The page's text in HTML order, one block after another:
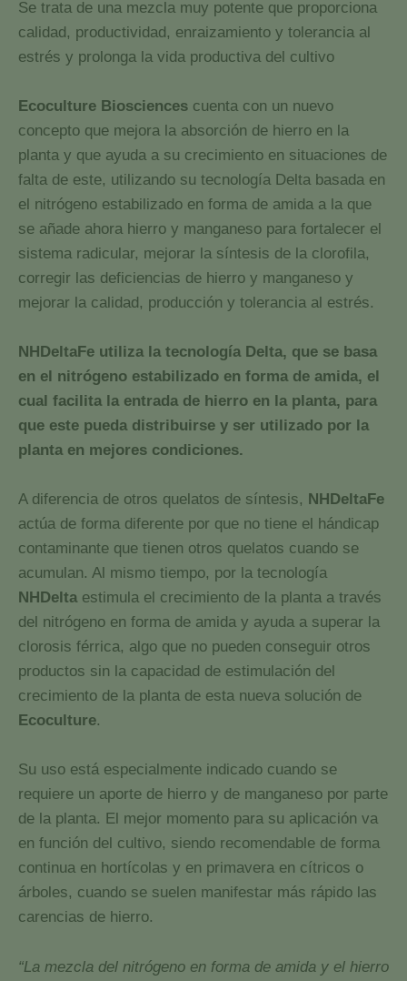
Se trata de una mezcla muy potente que proporciona
calidad, productividad, enraizamiento y tolerancia al
estrés y prolonga la vida productiva del cultivo
Ecoculture Biosciences cuenta con un nuevo
concepto que mejora la absorción de hierro en la
planta y que ayuda a su crecimiento en situaciones de
falta de este, utilizando su tecnología Delta basada en
el nitrógeno estabilizado en forma de amida a la que
se añade ahora hierro y manganeso para fortalecer el
sistema radicular, mejorar la síntesis de la clorofila,
corregir las deficiencias de hierro y manganeso y
mejorar la calidad, producción y tolerancia al estrés.
NHDeltaFe utiliza la tecnología Delta, que se basa
en el nitrógeno estabilizado en forma de amida, el
cual facilita la entrada de hierro en la planta, para
que este pueda distribuirse y ser utilizado por la
planta en mejores condiciones.
A diferencia de otros quelatos de síntesis, NHDeltaFe
actúa de forma diferente por que no tiene el hándicap
contaminante que tienen otros quelatos cuando se
acumulan. Al mismo tiempo, por la tecnología
NHDeltaestimula el crecimiento de la planta a través
del nitrógeno en forma de amida y ayuda a superar la
clorosis férrica, algo que no pueden conseguir otros
productos sin la capacidad de estimulación del
crecimiento de la planta de esta nueva solución de
Ecoculture.
Su uso está especialmente indicado cuando se
requiere un aporte de hierro y de manganeso por parte
de la planta. El mejor momento para su aplicación va
en función del cultivo, siendo recomendable de forma
continua en hortícolas y en primavera en cítricos o
árboles, cuando se suelen manifestar más rápido las
carencias de hierro.
“La mezcla del nitrógeno en forma de amida y el hierro